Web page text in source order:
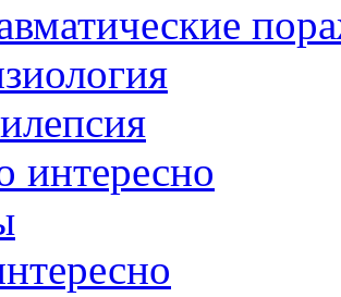
интересно